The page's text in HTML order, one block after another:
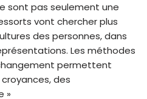
sont pas seulement une
vont chercher plus
des personnes, dans
Les méthodes
permettent
croyances, des
»